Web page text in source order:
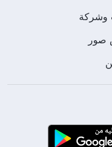
وشركة
صور